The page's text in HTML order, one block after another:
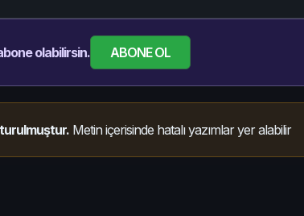
olabilirsin. ABONE OL
Metin içerisinde hatalı yazımlar yer alabilir